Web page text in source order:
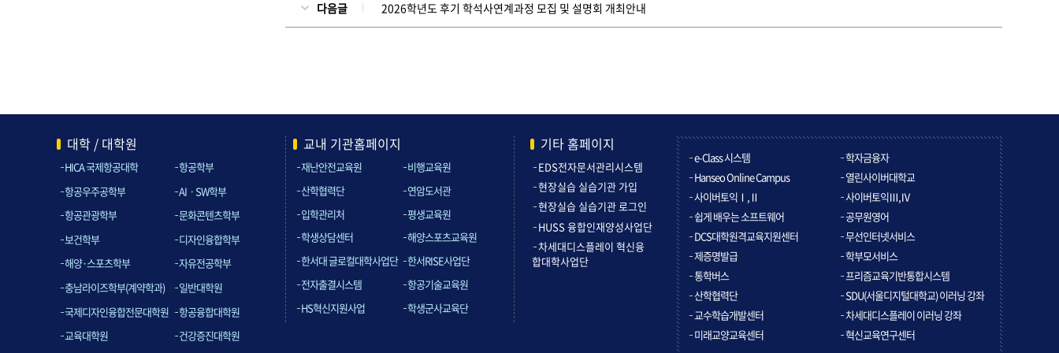
다음글 2026학년도 후기 학석사연계과정 모집 및 설명회 개최안내
대학 / 대학원
HICA 국제항공대학
항공학부
항공우주공학부
AIㆍSW학부
항공관광학부
문화콘텐츠학부
보건학부
디자인융합학부
해양·스포츠학부
자유전공학부
충남라이즈학부(계약학과)
일반대학원
국제디자인융합전문대학원
항공융합대학원
교육대학원
건강증진대학원
교내 기관홈페이지
재난안전교육원
비행교육원
산학협력단
연암도서관
입학관리처
평생교육원
학생상담센터
해양스포츠교육원
한서대 글로컬대학사업단
한서RISE사업단
전자출결시스템
항공기술교육원
HS혁신지원사업
학생군사교육단
기타 홈페이지
EDS전자문서관리시스템
현장실습 실습기관 가입
현장실습 실습기관 로그인
HUSS 융합인재양성사업단
차세대디스플레이 혁신융
합대학사업단
e-Class 시스템
학자금융자
Hanseo Online Campus
열린사이버대학교
사이버토익Ⅰ,Ⅱ
사이버토익Ⅲ,Ⅳ
쉽게 배우는 소프트웨어
공무원영어
DCS대학원격교육지원센터
무선인터넷서비스
제증명발급
학부모서비스
통학버스
프리즘교육기반통합시스템
산학협력단
SDU(서울디지털대학교) 이러닝 강좌
교수학습개발센터
차세대디스플레이 이러닝 강좌
미래교양교육센터
혁신교육연구센터